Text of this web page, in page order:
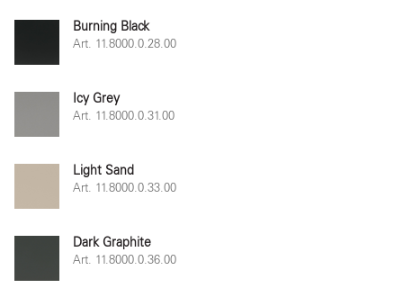
Burning Black
Art. 11.8000.0.28.00
Icy Grey
Art. 11.8000.0.31.00
Light Sand
Art. 11.8000.0.33.00
Dark Graphite
Art. 11.8000.0.36.00